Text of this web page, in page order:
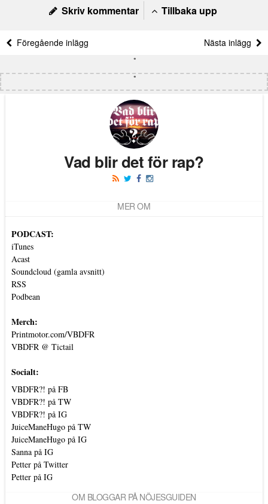
Skriv kommentar Tillbaka upp
Föregående inlägg Nästa inlägg
Vad blir det för rap?
MER OM
PODCAST:
iTunes
Acast
Soundcloud (gamla avsnitt)
RSS
Podbean
Merch:
Printmotor.com/VBDFR
VBDFR @ Tictail
Socialt:
VBDFR?! på FB
VBDFR?! på TW
VBDFR?! på IG
JuiceManeHugo på TW
JuiceManeHugo på IG
Sanna på IG
Petter på Twitter
Petter på IG
OM BLOGGAR PÅ NÖJESGUIDEN